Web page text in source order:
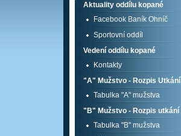
Aktuality oddílu kopané
Facebook Baník Ohníč
Sportovní oddíl
Vedení oddílu kopané
Kontakty
"A" Mužstvo - Rozpis Utkání
Tabulka "A" mužstva
"B" Mužstvo - Rozpis utkání
Tabulka "B" mužstva